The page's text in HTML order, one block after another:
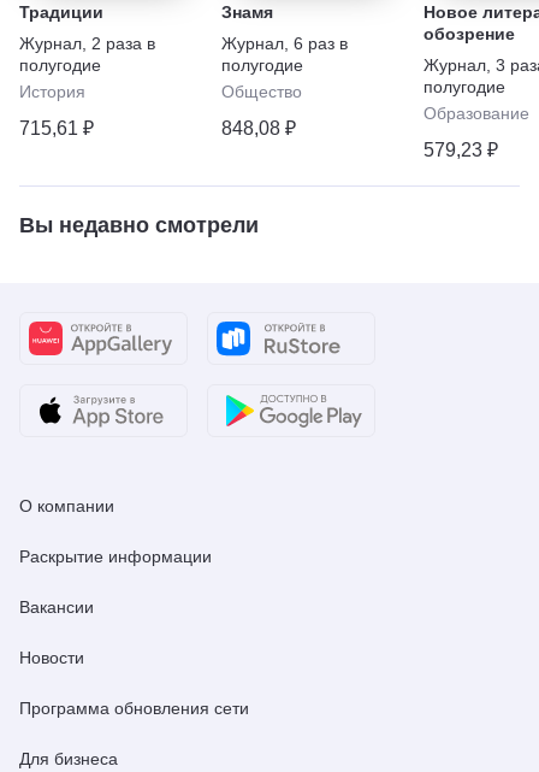
Традиции
Журнал 2 раза в
полугодие
История
715,61 ₽
Знамя
Журнал 6 раз в
полугодие
Общество
848,08 ₽
Новое
обозрение
Журнал 3
полугодие
Образование
579,23 ₽
Вы недавно смотрели
О компании
Раскрытие информации
Вакансии
Новости
Программа обновления сети
Для бизнеса